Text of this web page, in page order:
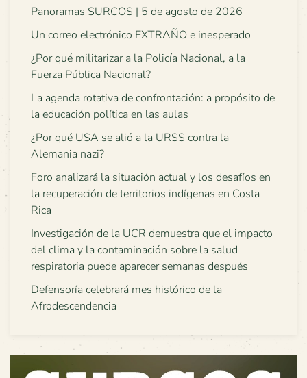
Panoramas SURCOS | 5 de agosto de 2026
Un correo electrónico EXTRAÑO e inesperado
¿Por qué militarizar a la Policía Nacional, a la
Fuerza Pública Nacional?
La agenda rotativa de confrontación: a propósito de
la educación política en las aulas
¿Por qué USA se alió a la URSS contra la
Alemania nazi?
Foro analizará la situación actual y los desafíos en
la recuperación de territorios indígenas en Costa
Rica
Investigación de la UCR demuestra que el impacto
del clima y la contaminación sobre la salud
respiratoria puede aparecer semanas después
Defensoría celebrará mes histórico de la
Afrodescendencia